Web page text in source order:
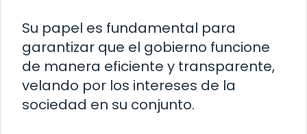
Su papel es fundamental para
garantizar que el gobierno funcione
de manera eficiente y transparente,
velando por los intereses de la
sociedad en su conjunto.